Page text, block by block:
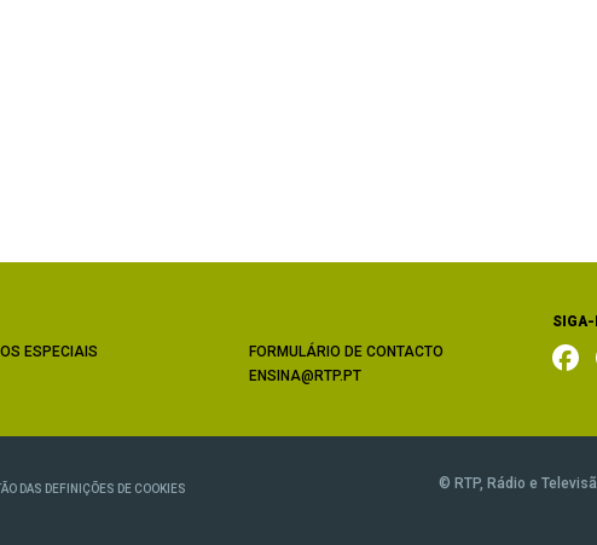
ESPECIAIS
FORMULÁRIO DE CONTACTO
ENSINA@RTP.PT
SIGA-
DAS DEFINIÇÕES DE COOKIES © RTP, Rádio e